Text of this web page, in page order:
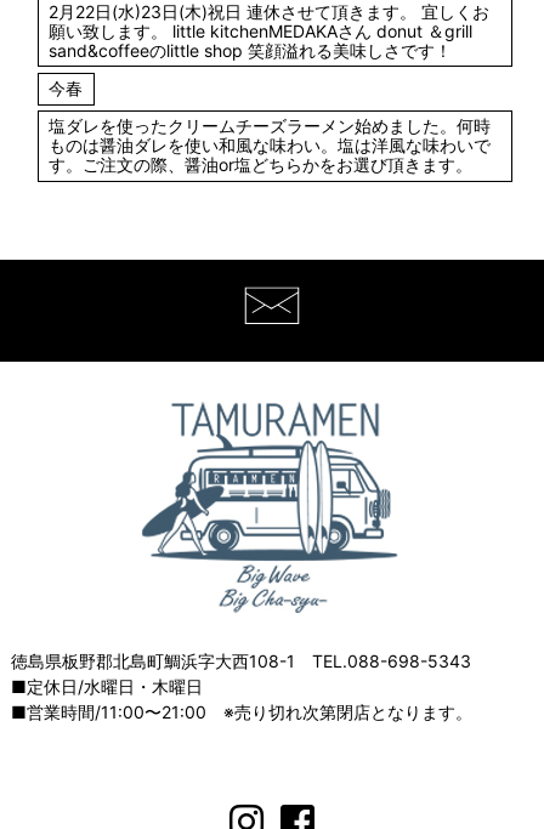
2月22日(水)23日(木)祝日 連休させて頂きます。 宜しくお
願い致します。 little kitchenMEDAKAさん donut ＆grill
sand&coffeeのlittle shop 笑顔溢れる美味しさです！
今春
塩ダレを使ったクリームチーズラーメン始めました。何時
ものは醤油ダレを使い和風な味わい。塩は洋風な味わいで
す。ご注文の際、醤油or塩どちらかをお選び頂きます。
徳島県板野郡北島町鯛浜字大西108-1 TEL.088-698-5343
■定休日/水曜日・木曜日
■営業時間/11:00〜21:00 ※売り切れ次第閉店となります。